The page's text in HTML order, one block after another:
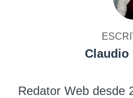
Claudio
Redator Web desde